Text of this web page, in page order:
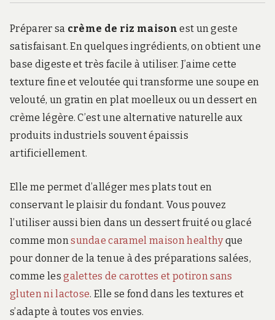
Préparer sa crème de riz maison est un geste
satisfaisant. En quelques ingrédients, on obtient une
base digeste et très facile à utiliser. J’aime cette
texture fine et veloutée qui transforme une soupe en
velouté, un gratin en plat moelleux ou un dessert en
crème légère. C’est une alternative naturelle aux
produits industriels souvent épaissis
artificiellement.
Elle me permet d’alléger mes plats tout en
conservant le plaisir du fondant. Vous pouvez
l’utiliser aussi bien dans un dessert fruité ou glacé
comme monsundae caramel maison healthyque
pour donner de la tenue à des préparations salées,
comme lesgalettes de carottes et potiron sans
gluten ni lactose. Elle se fond dans les textures et
s’adapte à toutes vos envies.